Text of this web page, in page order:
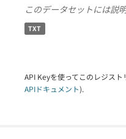
このデータセットには説
TXT
API Keyを使ってこのレジス
APIドキュメント).